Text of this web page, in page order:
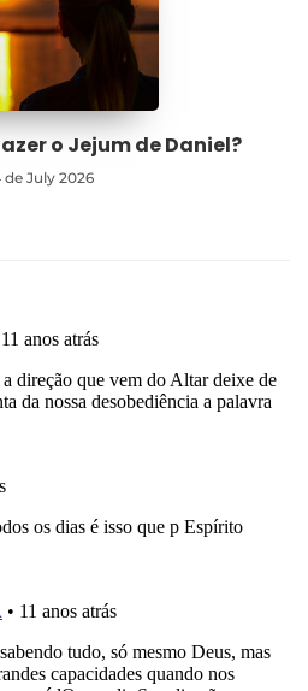
o Jejum de Daniel?
de July 2026